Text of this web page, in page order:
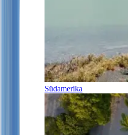
Südamerika